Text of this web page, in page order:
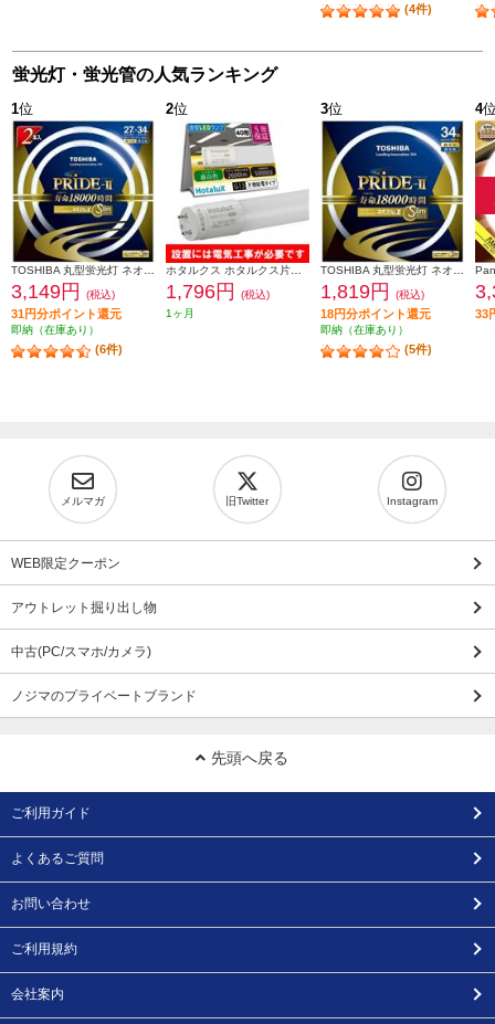
(4件)
蛍光灯・蛍光管の人気ランキング
1位
3,149円 (税込)
31円分ポイント還元
即納（在庫あり）
(6件)
2位
1,796円
(税込)
1ヶ月
3位
1,819円 (税込)
18円分ポイント還元
即納（在庫あり）
(5件)
4
33
メルマガ 旧Twitter Instagram
WEB限定クーポン
アウトレット掘り出し物
中古(PC/スマホ/カメラ)
ノジマのプライベートブランド
先頭へ戻る
ご利用ガイド
よくあるご質問
お問い合わせ
ご利用規約
会社案内